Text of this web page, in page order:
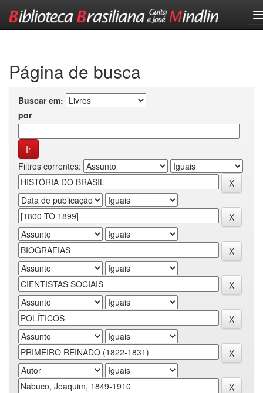
Página de busca
Buscar em:
por
Filtros correntes: